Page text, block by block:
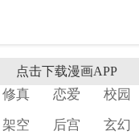
点击下载漫画APP
修真 恋爱 校园
架空 后宫 玄幻